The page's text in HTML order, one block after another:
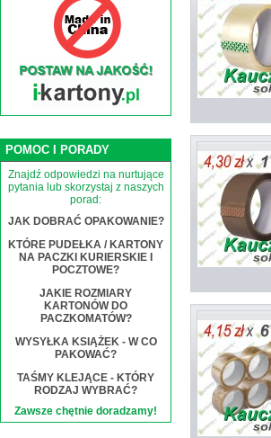
POMOC I PORADY
Znajdź odpowiedzi na nurtujące
pytania lub skorzystaj z naszych
porad:
JAK DOBRAĆ OPAKOWANIE?
KTÓRE PUDEŁKA / KARTONY
NA PACZKI KURIERSKIE I
POCZTOWE?
JAKIE ROZMIARY
KARTONÓW DO
PACZKOMATÓW?
WYSYŁKA KSIĄŻEK - W CO
PAKOWAĆ?
TAŚMY KLEJĄCE - KTÓRY
RODZAJ WYBRAĆ?
Zawsze chętnie doradzamy!